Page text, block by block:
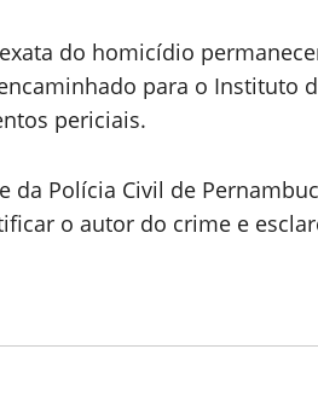
do homicídio
para o Instituto
periciais.
da Polícia Civil de
o autor do crime e